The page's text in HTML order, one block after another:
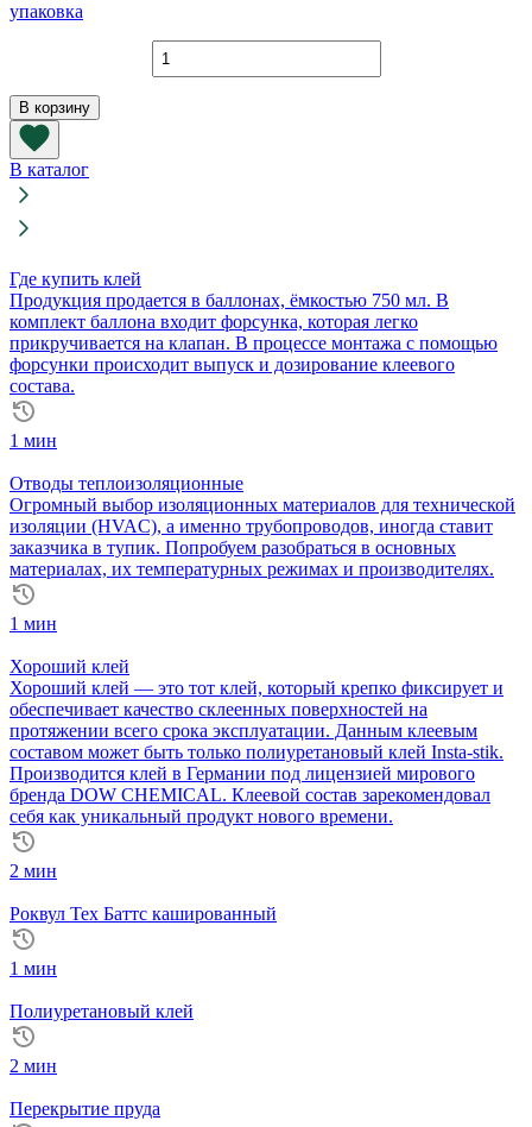
упаковка
Количество
товара
В корзину
В каталог
Где купить клей
Продукция продается в баллонах, ёмкостью 750 мл. В
комплект баллона входит форсунка, которая легко
прикручивается на клапан. В процессе монтажа с помощью
форсунки происходит выпуск и дозирование клеевого
состава.
1 мин
Отводы теплоизоляционные
Огромный выбор изоляционных материалов для технической
изоляции (HVAC), а именно трубопроводов, иногда ставит
заказчика в тупик. Попробуем разобраться в основных
материалах, их температурных режимах и производителях.
1 мин
Хороший клей
Хороший клей — это тот клей, который крепко фиксирует и
обеспечивает качество склеенных поверхностей на
протяжении всего срока эксплуатации. Данным клеевым
составом может быть только полиуретановый клей Insta-stik.
Производится клей в Германии под лицензией мирового
бренда DOW CHEMICAL. Клеевой состав зарекомендовал
себя как уникальный продукт нового времени.
2 мин
Роквул Тех Баттс кашированный
1 мин
Полиуретановый клей
2 мин
Перекрытие пруда